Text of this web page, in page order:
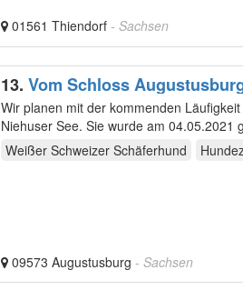
01561 Thiendorf - Sachsen
13. Vom Schloss
Wir planen mit der kommenden
Niehuser See. Sie wurde am
gesunden Welpen…
Weißer Schweizer Schäferhund
09573 Augustusburg - Sachsen